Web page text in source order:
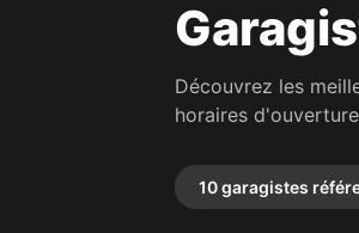
Découvrez les
horaires
10 garagistes